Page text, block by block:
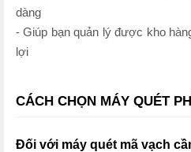
dàng
- Giúp bạn quản lý được kho
lợi
CÁCH CHỌN MÁY QUÉT
Đối với máy quét mã vạch